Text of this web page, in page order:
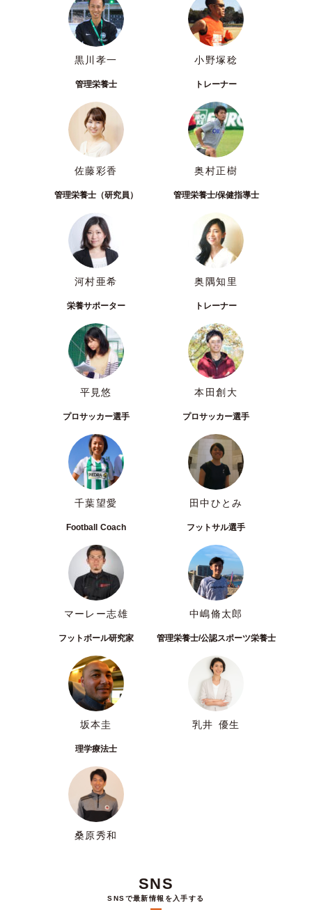
黒川孝一 小野塚稔
管理栄養士
佐藤彩香
トレーナー
奥村正樹
管理栄養士（研究員）
河村亜希
管理栄養士/保健指導士
奥隅知里
栄養サポーター
平見悠
トレーナー
本田創大
プロサッカー選手
千葉望愛
プロサッカー選手
田中ひとみ
Football Coach
マーレー志雄
フットサル選手
中嶋脩太郎
フットボール研究家
坂本圭
管理栄養士/公認スポーツ栄養士
乳井 優生
理学療法士
桑原秀和
SNS
SNSで最新情報を入手する